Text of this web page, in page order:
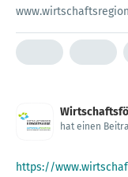
mögliche
hat einen
https://